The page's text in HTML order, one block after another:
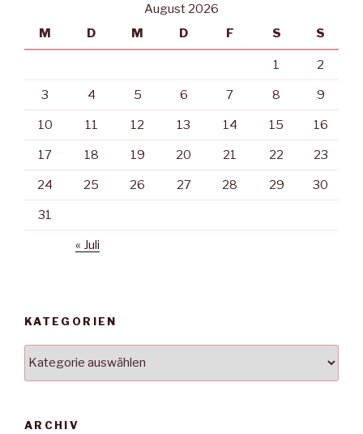
August 2026
M
D M D F S S
1 2
3 4 5 6 7 8 9
10 11 12 13 14 15 16
17 18 19 20 21 22 23
24 25 26 27 28 29 30
31
« Juli
KATEGORIEN
ARCHIV